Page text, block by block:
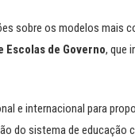
sobre os modelos mais
Escolas de Governo, que
e internacional para
do sistema de educação